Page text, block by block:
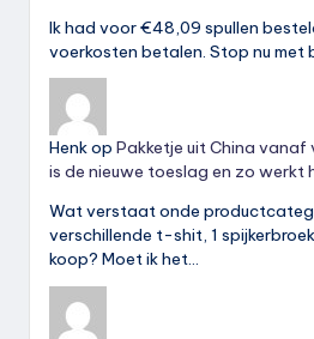
Ik had voor €48,09 spullen
voerkosten betalen. Stop nu met
Henkop Pakketje uit China
is de nieuwe toeslag en zo werkt
Wat verstaat onde
verschillende t-shit, 1
koop? Moet ik het…